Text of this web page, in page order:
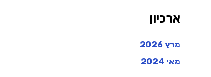
ארכיון
מרץ 2026
מאי 2024